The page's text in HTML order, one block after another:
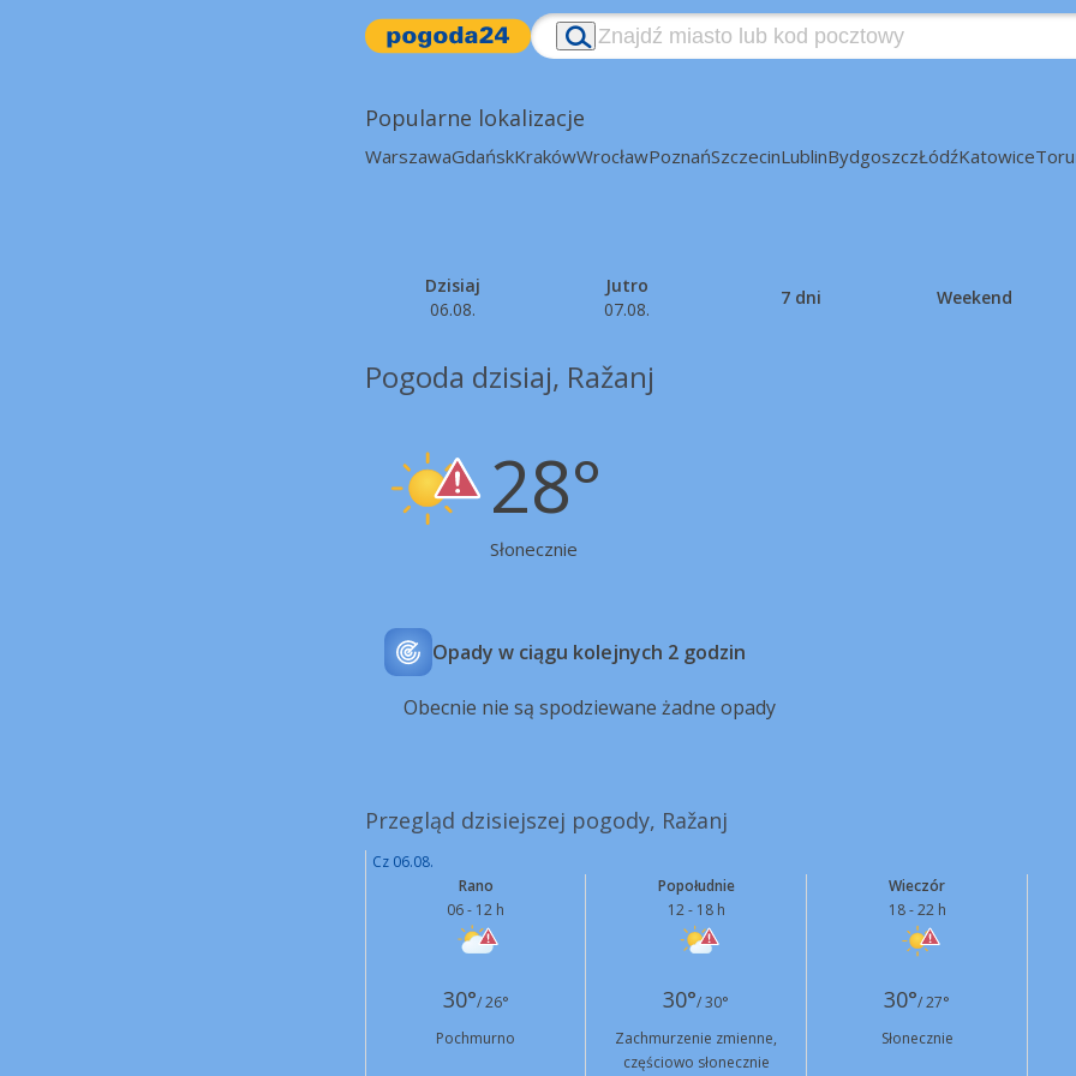
Popularne lokalizacje
WarszawaGdańskKrakówWrocławPoznańSzczecinLublinBydgoszczŁódźKatowice
Dzisiaj
06.08.
Jutro
07.08.
7 dni Weekend
Pogoda dzisiaj, Ražanj
28°
Słonecznie
Opady w ciągu kolejnych 2 godzin
Obecnie nie są spodziewane żadne opady
Przegląd dzisiejszej pogody, Ražanj
Cz 06.08.
Rano
06 - 12 h
Popołudnie
12 - 18 h
Wieczór
18 - 22 h
30°/ 26° 30°/ 30° 30°/ 27°
Pochmurno
Zachmurzenie zmienne,
częściowo słonecznie
Słonecznie